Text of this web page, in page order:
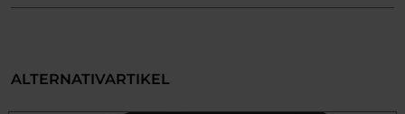
ALTERNATIVARTIKEL